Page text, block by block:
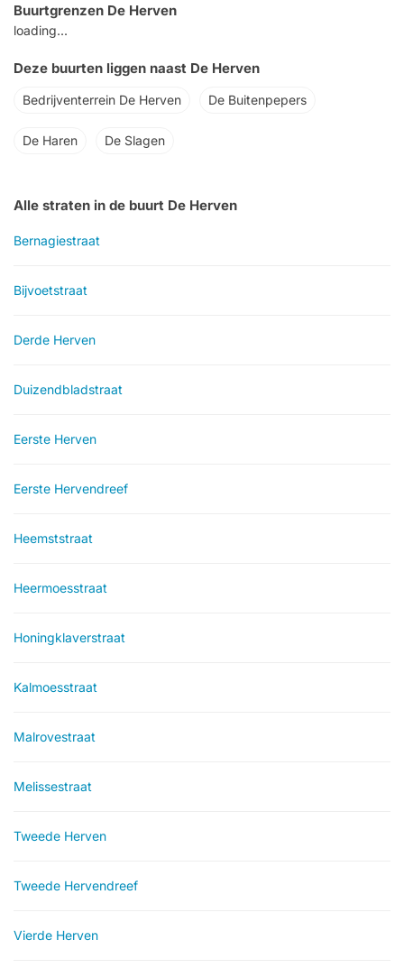
Buurtgrenzen De Herven
loading...
Deze buurten liggen naast De Herven
Bedrijventerrein De Herven De Buitenpepers
De Haren De Slagen
Alle straten in de buurt De Herven
Bernagiestraat
Bijvoetstraat
Derde Herven
Duizendbladstraat
Eerste Herven
Eerste Hervendreef
Heemststraat
Heermoesstraat
Honingklaverstraat
Kalmoesstraat
Malrovestraat
Melissestraat
Tweede Herven
Tweede Hervendreef
Vierde Herven